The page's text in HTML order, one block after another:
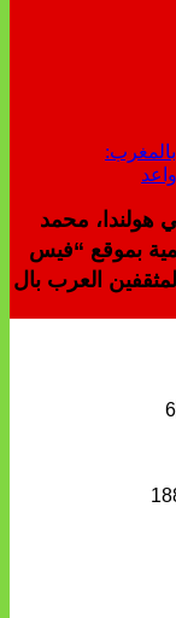
هولندا، محمد
بموقع “فيس
العرب بال